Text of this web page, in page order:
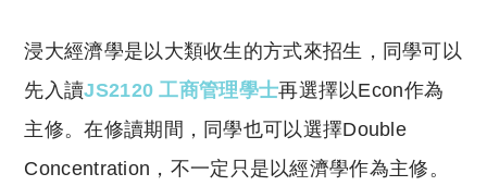
浸大經濟學是以大類收生的方式來招生，同學可以
先入讀JS2120 工商管理學士再選擇以Econ作為
主修。在修讀期間，同學也可以選擇Double
Concentration，不一定只是以經濟學作為主修。